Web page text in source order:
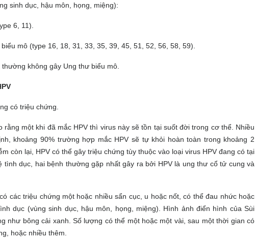
sinh dục, hậu môn, họng, miệng):
6, 11).
mô (type 16, 18, 31, 33, 35, 39, 45, 51, 52, 56, 58, 59).
không gây Ung thư biểu mô.
có triệu chứng.
rằng một khi đã mắc HPV thì virus này sẽ tồn tại suốt đời trong cơ thể. Nhiều
khoảng 90% trường hợp mắc HPV sẽ tự khỏi hoàn toàn trong khoảng 2
còn lại, HPV có thể gây triệu chứng tùy thuộc vào loại virus HPV đang có tại
tình dục, hai bệnh thường gặp nhất gây ra bởi HPV là ung thư cổ tử cung và
các triệu chứng một hoặc nhiều sẩn cục, u hoặc nốt, có thể đau nhức hoặc
dục (vùng sinh dục, hậu môn, họng, miệng). Hình ảnh điển hình của Sùi
như bông cải xanh. Số lượng có thể một hoặc một vài, sau một thời gian có
hoặc nhiều thêm.